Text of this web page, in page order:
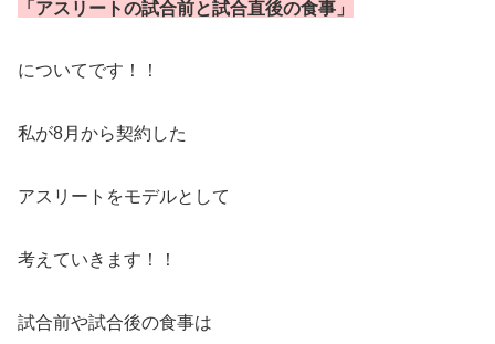
「アスリートの試合前と試合直後の食事」
についてです！！
私が8月から契約した
アスリートをモデルとして
考えていきます！！
試合前や試合後の食事は